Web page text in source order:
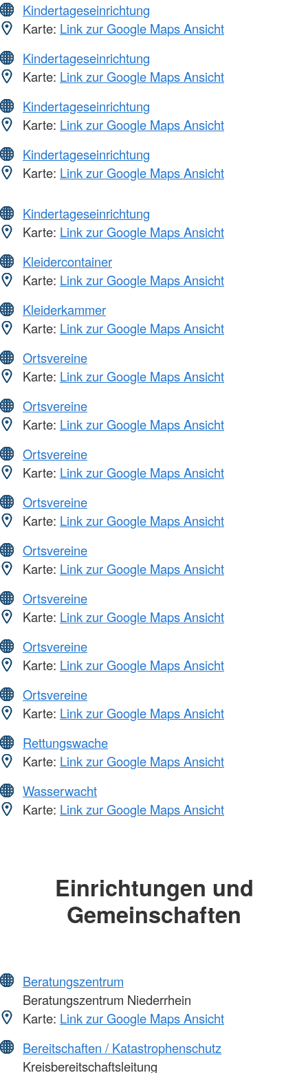
Kindertageseinrichtung
Karte: Link zur Google Maps Ansicht
Kindertageseinrichtung
Karte: Link zur Google Maps Ansicht
Kindertageseinrichtung
Karte: Link zur Google Maps Ansicht
Kindertageseinrichtung
Karte: Link zur Google Maps Ansicht
Kindertageseinrichtung
Karte: Link zur Google Maps Ansicht
Kleidercontainer
Karte: Link zur Google Maps Ansicht
Kleiderkammer
Karte: Link zur Google Maps Ansicht
Ortsvereine
Karte: Link zur Google Maps Ansicht
Ortsvereine
Karte: Link zur Google Maps Ansicht
Ortsvereine
Karte: Link zur Google Maps Ansicht
Ortsvereine
Karte: Link zur Google Maps Ansicht
Ortsvereine
Karte: Link zur Google Maps Ansicht
Ortsvereine
Karte: Link zur Google Maps Ansicht
Ortsvereine
Karte: Link zur Google Maps Ansicht
Ortsvereine
Karte: Link zur Google Maps Ansicht
Rettungswache
Karte: Link zur Google Maps Ansicht
Wasserwacht
Karte: Link zur Google Maps Ansicht
Einrichtungen und
Gemeinschaften
Beratungszentrum
Beratungszentrum Niederrhein
Karte: Link zur Google Maps Ansicht
Bereitschaften / Katastrophenschutz
Kreisbereitschaftsleitung